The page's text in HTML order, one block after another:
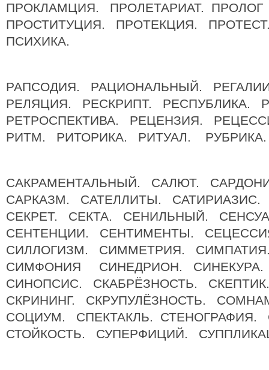
ПРОКЛАМЦИЯ. ПРОЛЕТАРИАТ.
ПРОСТИТУЦИЯ. ПРОТЕКЦИЯ.
ПСИХИКА.
РАПСОДИЯ. РАЦИОНАЛЬНЫЙ.
РЕЛЯЦИЯ. РЕСКРИПТ. РЕСПУБЛИКА.
РЕТРОСПЕКТИВА. РЕЦЕНЗИЯ.
РИТМ. РИТОРИКА. РИТУАЛ.
САКРАМЕНТАЛЬНЫЙ. САЛЮТ.
САРКАЗМ. САТЕЛЛИТЫ.
СЕКРЕТ. СЕКТА. СЕНИЛЬНЫЙ.
СЕНТЕНЦИИ. СЕНТИМЕНТЫ.
СИЛЛОГИЗМ. СИММЕТРИЯ.
СИМФОНИЯ СИНЕДРИОН. СИНЕКУРА.
СИНОПСИС. СКАБРЁЗНОСТЬ.
СКРИНИНГ. СКРУПУЛЁЗНОСТЬ.
СОЦИУМ. СПЕКТАКЛЬ.
СТОЙКОСТЬ. СУПЕРФИЦИЙ.